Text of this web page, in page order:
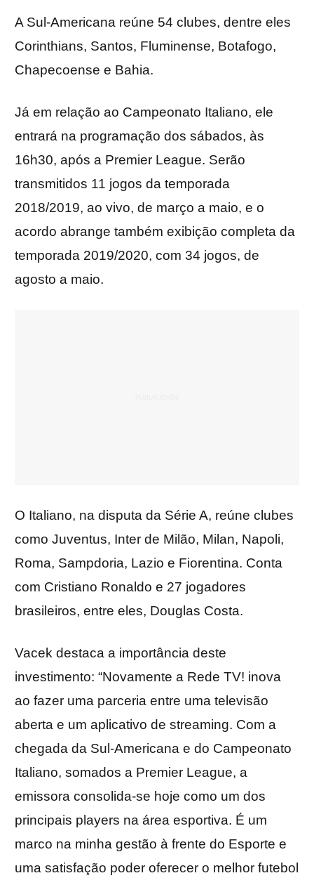
A Sul-Americana reúne 54 clubes, dentre eles
Corinthians, Santos, Fluminense, Botafogo,
Chapecoense e Bahia.
Já em relação ao Campeonato Italiano, ele
entrará na programação dos sábados, às
16h30, após a Premier League. Serão
transmitidos 11 jogos da temporada
2018/2019, ao vivo, de março a maio, e o
acordo abrange também exibição completa da
temporada 2019/2020, com 34 jogos, de
agosto a maio.
O Italiano, na disputa da Série A, reúne clubes
como Juventus, Inter de Milão, Milan, Napoli,
Roma, Sampdoria, Lazio e Fiorentina. Conta
com Cristiano Ronaldo e 27 jogadores
brasileiros, entre eles, Douglas Costa.
Vacek destaca a importância deste
investimento: “Novamente a Rede TV! inova
ao fazer uma parceria entre uma televisão
aberta e um aplicativo de streaming. Com a
chegada da Sul-Americana e do Campeonato
Italiano, somados a Premier League, a
emissora consolida-se hoje como um dos
principais players na área esportiva. É um
marco na minha gestão à frente do Esporte e
uma satisfação poder oferecer o melhor futebol